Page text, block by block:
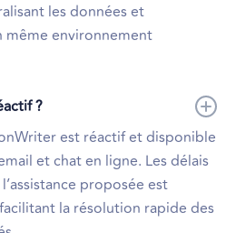
les données et
même environnement
?
est réactif et disponible
et chat en ligne. Les délais
proposée est
la résolution rapide des